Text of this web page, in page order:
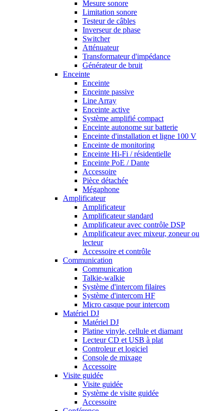
Mesure sonore
Limitation sonore
Testeur de câbles
Inverseur de phase
Switcher
Atténuateur
Transformateur d'impédance
Générateur de bruit
Enceinte
Enceinte
Enceinte passive
Line Array
Enceinte active
Système amplifié compact
Enceinte autonome sur batterie
Enceinte d'installation et ligne 100 V
Enceinte de monitoring
Enceinte Hi-Fi / résidentielle
Enceinte PoE / Dante
Accessoire
Pièce détachée
Mégaphone
Amplificateur
Amplificateur
Amplificateur standard
Amplificateur avec contrôle DSP
Amplificateur avec mixeur, zoneur ou
lecteur
Accessoire et contrôle
Communication
Communication
Talkie-walkie
Système d'intercom filaires
Système d'intercom HF
Micro casque pour intercom
Matériel DJ
Matériel DJ
Platine vinyle, cellule et diamant
Lecteur CD et USB à plat
Controleur et logiciel
Console de mixage
Accessoire
Visite guidée
Visite guidée
Système de visite guidée
Accessoire